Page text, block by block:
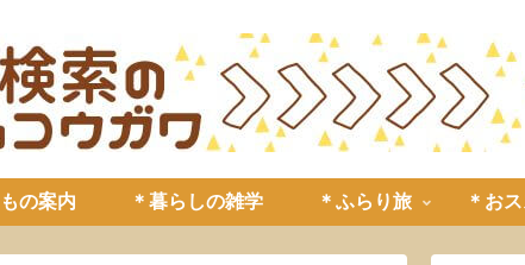
の案内 ＊暮らしの雑学 ＊ふらり旅 ＊お